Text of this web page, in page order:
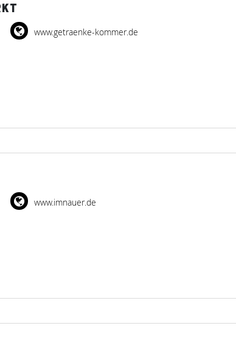
www.getraenke-kommer.de
www.imnauer.de